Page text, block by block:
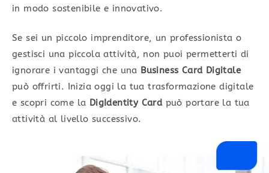
in modo sostenibile e innovativo.
Se sei un piccolo imprenditore, un professionista o
gestisci una piccola attività, non puoi permetterti di
ignorare i vantaggi che una Business Card Digitale
può offrirti. Inizia oggi la tua trasformazione digitale
e scopri come la DigIdentity Cardpuò portare la tua
attività al livello successivo.